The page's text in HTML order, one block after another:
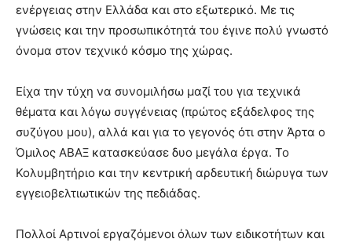
ενέργειας στην Ελλάδα και στο εξωτερικό. Με τις
γνώσεις και την προσωπικότητά του έγινε πολύ γνωστό
όνομα στον τεχνικό κόσμο της χώρας.
Είχα την τύχη να συνομιλήσω μαζί του για τεχνικά
θέματα και λόγω συγγένειας (πρώτος εξάδελφος της
συζύγου μου), αλλά και για το γεγονός ότι στην Άρτα ο
Όμιλος ΑΒΑΞ κατασκεύασε δυο μεγάλα έργα. Το
Κολυμβητήριο και την κεντρική αρδευτική διώρυγα των
εγγειοβελτιωτικών της πεδιάδας.
Πολλοί Αρτινοί εργαζόμενοι όλων των ειδικοτήτων και